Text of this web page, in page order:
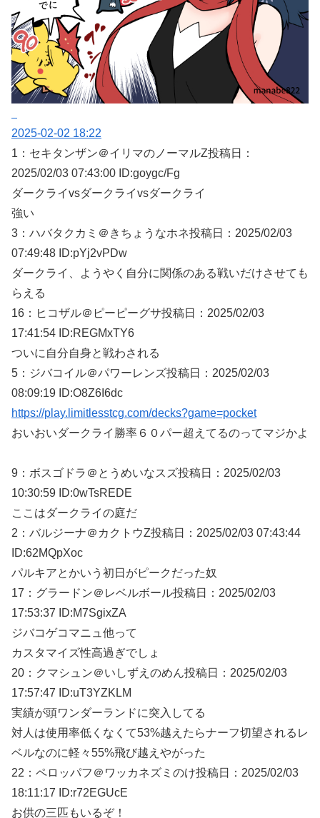
2025-02-02 18:22
1： セキタンザン＠イリマのノーマルZ投稿日：
2025/02/03 07:43:00 ID:goygc/Fg
ダークライvsダークライvsダークライ
強い
3： ハバタクカミ＠きちょうなホネ投稿日：2025/02/03
07:49:48 ID:pYj2vPDw
ダークライ、ようやく自分に関係のある戦いだけさせても
らえる
16： ヒコザル＠ピーピーグサ投稿日：2025/02/03
17:41:54 ID:REGMxTY6
ついに自分自身と戦わされる
5： ジバコイル＠パワーレンズ投稿日：2025/02/03
08:09:19 ID:O8Z6I6dc
https://play.limitlesstcg.com/decks?game=pocket
おいおいダークライ勝率６０パー超えてるのってマジかよ
9： ボスゴドラ＠とうめいなスズ投稿日：2025/02/03
10:30:59 ID:0wTsREDE
ここはダークライの庭だ
2： バルジーナ＠カクトウZ投稿日：2025/02/03 07:43:44
ID:62MQpXoc
パルキアとかいう初日がピークだった奴
17： グラードン＠レベルボール投稿日：2025/02/03
17:53:37 ID:M7SgixZA
ジバコゲコマニュ他って
カスタマイズ性高過ぎでしょ
20： クマシュン＠いしずえのめん投稿日：2025/02/03
17:57:47 ID:uT3YZKLM
実績が頭ワンダーランドに突入してる
対人は使用率低くなくて53%越えたらナーフ切望されるレ
ベルなのに軽々55%飛び越えやがった
22： ペロッパフ＠ワッカネズミのけ投稿日：2025/02/03
18:11:17 ID:r72EGUcE
お供の三匹もいるぞ！